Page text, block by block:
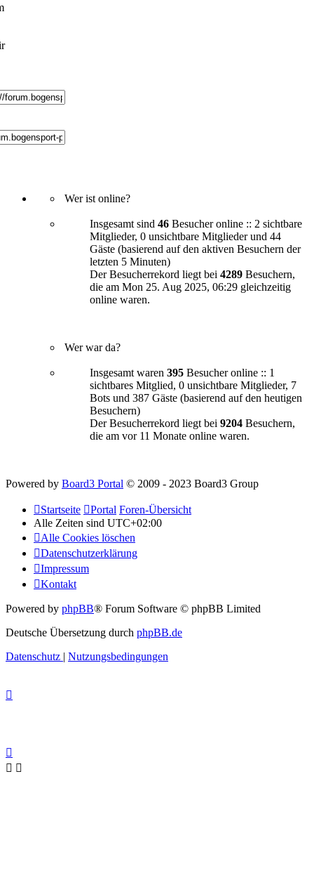
Wer ist online?
Insgesamt sind 46 Besucher online :: 2 sichtbare
Mitglieder, 0 unsichtbare Mitglieder und 44
Gäste (basierend auf den aktiven Besuchern der
letzten 5 Minuten)
Der Besucherrekord liegt bei 4289 Besuchern,
die am Mon 25. Aug 2025, 06:29 gleichzeitig
online waren.
Wer war da?
Insgesamt waren 395 Besucher online :: 1
sichtbares Mitglied, 0 unsichtbare Mitglieder, 7
Bots und 387 Gäste (basierend auf den heutigen
Besuchern)
Der Besucherrekord liegt bei 9204 Besuchern,
die am vor 11 Monate online waren.
Powered by Board3 Portal © 2009 - 2023 Board3 Group
Startseite Portal Foren-Übersicht
Alle Zeiten sind UTC+02:00
Alle Cookies löschen
Datenschutzerklärung
Impressum
Kontakt
Powered by phpBB® Forum Software © phpBB Limited
Deutsche Übersetzung durch phpBB.de
Datenschutz | Nutzungsbedingungen